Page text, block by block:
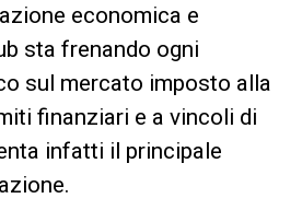
economica e
sta frenando ogni
sul mercato imposto alla
finanziari e a vincoli di
infatti il principale